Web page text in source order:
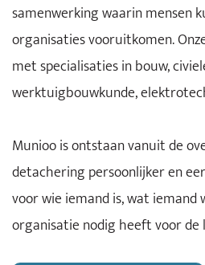
samenwerking waarin mensen
organisaties vooruitkomen.
met specialisaties in bouw,
werktuigbouwkunde,
Munioo is ontstaan vanuit de
detachering persoonlijker en
voor wie iemand is, wat
organisatie nodig heeft voor